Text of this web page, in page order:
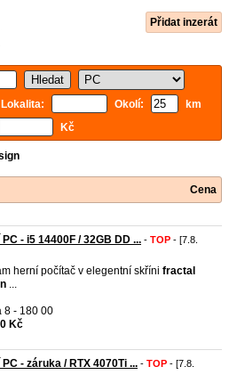
Přidat inzerát
Lokalita:
Okolí:
km
Kč
Cena
PC - i5 14400F / 32GB DD ... - TOP - [7.8.
herní počítač v elegentní skříni fractal
...
8 - 180 00
Kč
PC - záruka / RTX 4070Ti ... - TOP - [7.8.